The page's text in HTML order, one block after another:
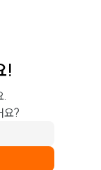
!
.
요?